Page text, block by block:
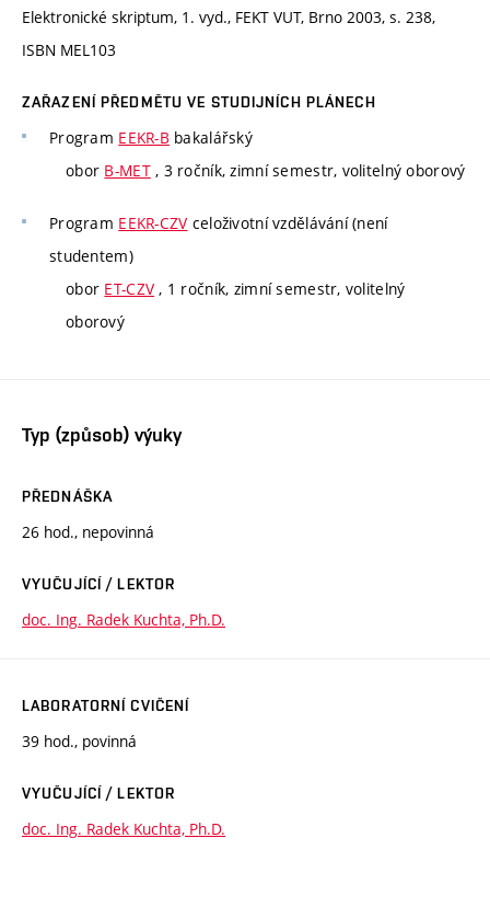
Elektronické skriptum, 1. vyd., FEKT VUT, Brno 2003, s. 238,
ISBN MEL103
ZAŘAZENÍ PŘEDMĚTU VE STUDIJNÍCH PLÁNECH
Program EEKR-B bakalářský
obor B-MET, 3 ročník, zimní semestr, volitelný oborový
Program EEKR-CZV celoživotní vzdělávání (není
studentem)
obor ET-CZV , 1 ročník, zimní semestr, volitelný
oborový
Typ (způsob) výuky
PŘEDNÁŠKA
26 hod., nepovinná
VYUČUJÍCÍ / LEKTOR
doc. Ing. Radek Kuchta, Ph.D.
LABORATORNÍ CVIČENÍ
39 hod., povinná
VYUČUJÍCÍ / LEKTOR
doc. Ing. Radek Kuchta, Ph.D.